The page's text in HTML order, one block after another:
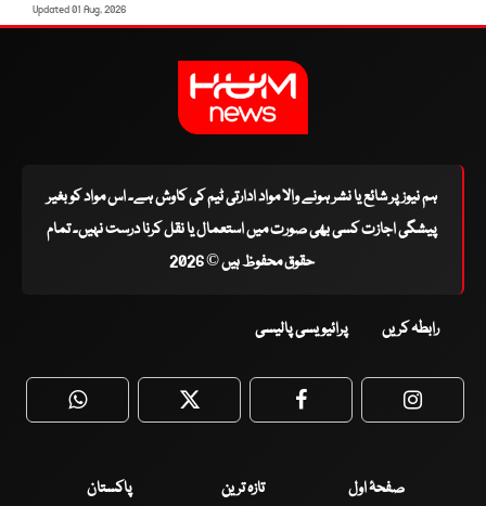
Updated 01 Aug, 2026
ہم نیوز پر شائع یا نشر ہونے والا مواد ادارتی ٹیم کی کاوش ہے۔ اس مواد کو بغیر
پیشگی اجازت کسی بھی صورت میں استعمال یا نقل کرنا درست نہیں۔ تمام
حقوق محفوظ ہیں © 2026
رابطہ کریں پرائیویسی پالیسی
WhatsApp Twitter Facebook
صفحۂ اول تازہ ترین
پاکستان